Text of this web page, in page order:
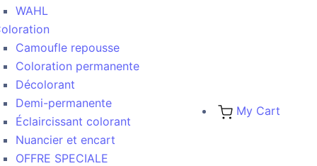
My Cart
WAHL
Camoufle repousse
Coloration permanente
Décolorant
Demi-permanente
Éclaircissant colorant
Nuancier et encart
OFFRE SPECIALE